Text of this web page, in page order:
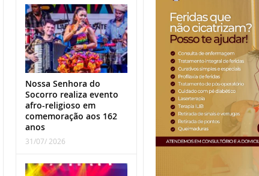
Nossa Senhora do
Socorro realiza evento
afro-religioso em
comemoração aos 162
anos
31/07/ 2026